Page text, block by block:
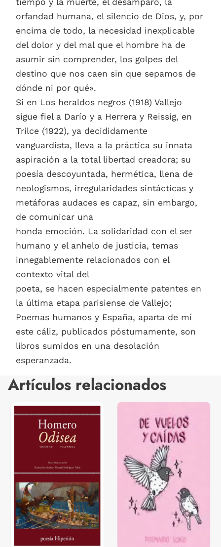
orfandad humana, el silencio de Dios, y, por
encima de todo, la necesidad inexplicable
del dolor y del mal que el hombre ha de
asumir sin comprender, los golpes del
destino que nos caen sin que sepamos de
dónde ni por qué».
Si en Los heraldos negros (1918) Vallejo
sigue fiel a Darío y a Herrera y Reissig, en
Trilce (1922), ya decididamente
vanguardista, lleva a la práctica su innata
aspiración a la total libertad creadora; su
poesía descoyuntada, hermética, llena de
neologismos, irregularidades sintácticas y
metáforas audaces es capaz, sin embargo,
de comunicar una
honda emoción. La solidaridad con el ser
humano y el anhelo de justicia, temas
innegablemente relacionados con el
contexto vital del
poeta, se hacen especialmente patentes en
la última etapa parisiense de Vallejo;
Poemas humanos y España, aparta de mí
este cáliz, publicados póstumamente, son
libros sumidos en una desolación
esperanzada.
Artículos relacionados